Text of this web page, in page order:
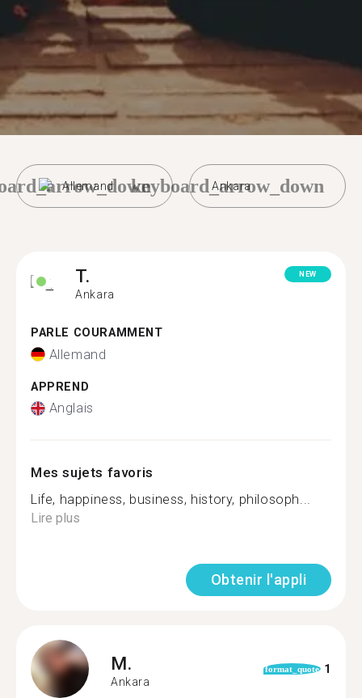
Allemand Ankara
keyboard_arrow_down
T.
Ankara
NEW
PARLE COURAMMENT
Allemand
APPREND
Anglais
Mes sujets favoris
Life, happiness, business, history, philosoph...
Lire plus
Obtenir l'appli
M.
Ankara
format_quote 1